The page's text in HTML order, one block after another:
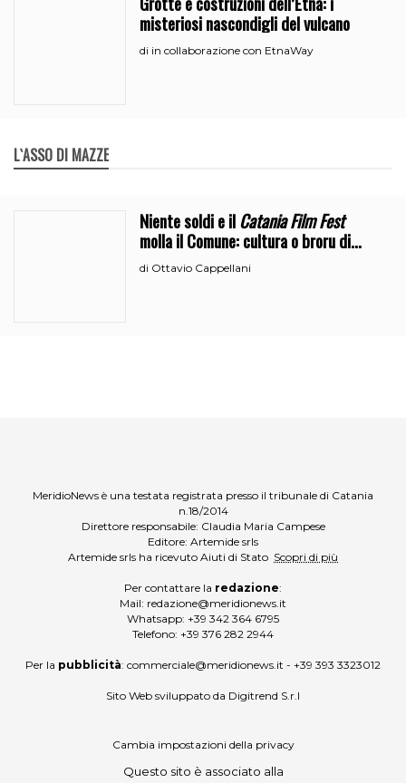
misteriosi nascondigli del vulcano
di in collaborazione con EtnaWay
L`ASSO DI MAZZE
Niente soldi e ilCatania Film Fest
molla il Comune: cultura o broru di
ciciri?
di Ottavio Cappellani
MeridioNews è una testata registrata presso il tribunale di Catania
n.18/2014
Direttore responsabile: Claudia Maria Campese
Editore: Artemide srls
Artemide srls ha ricevuto Aiuti di Stato Scopri di più
Per contattare la redazione:
Mail: redazione@meridionews.it
Whatsapp: +39 342 364 6795
Telefono: +39 376 282 2944
Per la pubblicità: commerciale@meridionews.it - +39 393 3323012
Sito Web sviluppato da Digitrend S.r.l
Cambia impostazioni della privacy
Questo sito è associato alla